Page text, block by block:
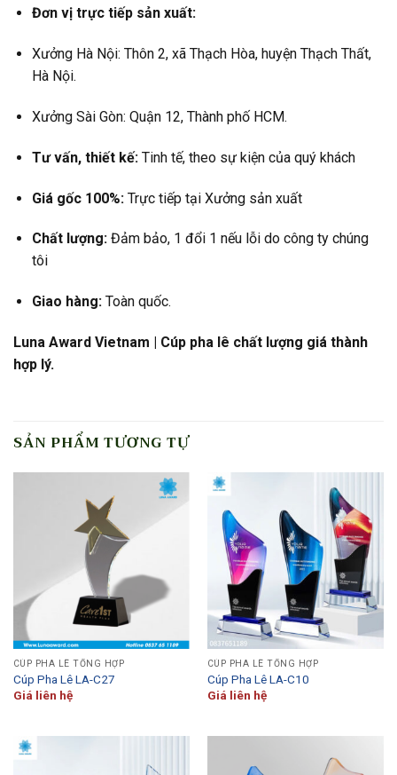
Đơn vị trực tiếp sản xuất:
Xưởng Hà Nội: Thôn 2, xã Thạch Hòa, huyện Thạch Thất,
Hà Nội.
Xưởng Sài Gòn: Quận 12, Thành phố HCM.
Tư vấn, thiết kế:Tinh tế, theo sự kiện của quý khách
Giá gốc 100%:Trực tiếp tại Xưởng sản xuất
Chất lượng:Đảm bảo, 1 đổi 1 nếu lỗi do công ty chúng
tôi
Giao hàng:Toàn quốc.
Luna Award Vietnam | Cúp pha lê chất lượng giá thành
hợp lý.
SẢN PHẨM TƯƠNG TỰ
CÚP PHA LÊ TỔNG HỢP
Cúp Pha Lê LA-C27
Giá liên hệ
CÚP PHA LÊ TỔNG HỢP
Cúp Pha Lê LA-C10
Giá liên hệ